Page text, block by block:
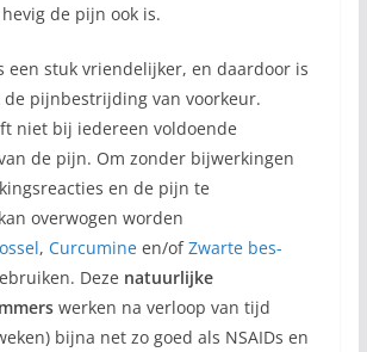
de pijn ook is.
een stuk vriendelijker, en daardoor is
pijnbestrijding van voorkeur.
niet bij iedereen voldoende
de pijn. Om zonder bijwerkingen
en de pijn te
overwogen worden
, Curcumineen/ofZwarte bes-
Deze natuurlijke
werken na verloop van tijd
bijna net zo goed als NSAIDs en